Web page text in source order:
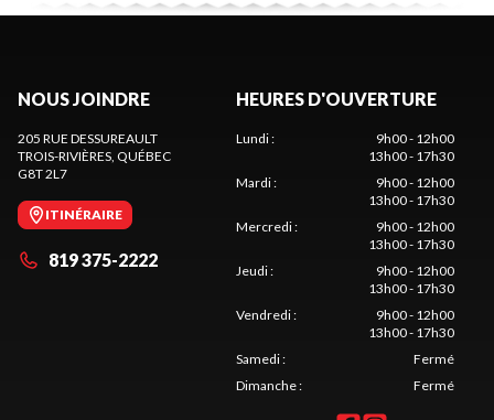
NOUS JOINDRE
205 RUE DESSUREAULT
TROIS-RIVIÈRES, QUÉBEC
G8T 2L7
ITINÉRAIRE
819 375-2222
HEURES D'OUVERTURE
Lundi:
9h00 - 12h00
13h00 - 17h30
Mardi:
9h00 - 12h00
13h00 - 17h30
Mercredi:
9h00 - 12h00
13h00 - 17h30
Jeudi:
9h00 - 12h00
13h00 - 17h30
Vendredi:
9h00 - 12h00
13h00 - 17h30
Samedi:
Fermé
Dimanche: Fermé